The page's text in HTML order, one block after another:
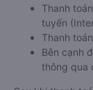
Thanh
tuyến
Thanh
Bên cạnh
thông qua